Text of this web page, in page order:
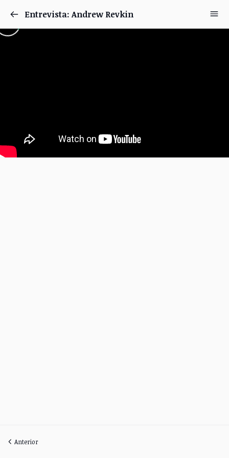
Entrevista: Andrew Revkin
Anterior